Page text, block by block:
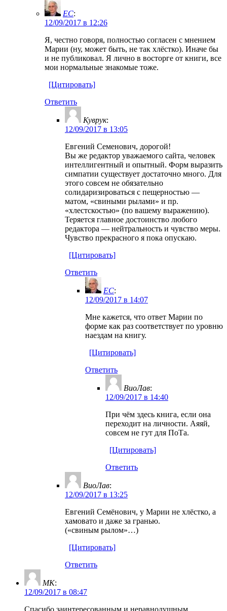
EC:
12/09/2017 в 12:26
Я, честно говоря, полностью согласен с мнением
Марии (ну, может быть, не так хлёстко). Иначе бы
и не публиковал. Я лично в восторге от книги, все
мои нормальные знакомые тоже.
[Цитировать]
Ответить
Куврук:
12/09/2017 в 13:05
Евгений Семенович, дорогой!
Вы же редактор уважаемого сайта, человек
интеллигентный и опытный. Форм выразить
симпатии существует достаточно много. Для
этого совсем не обязательно
солидаризироваться с пещерностью —
матом, «свиными рылами» и пр.
«хлестскостью» (по вашему выражению).
Теряется главное достоинство любого
редактора — нейтральность и чувство меры.
Чувство прекрасного я пока опускаю.
[Цитировать]
Ответить
EC:
12/09/2017 в 14:07
Мне кажется, что ответ Марии по
форме как раз соответствует по уровню
наездам на книгу.
[Цитировать]
Ответить
ВиоЛав:
12/09/2017 в 14:40
При чём здесь книга, если она
переходит на личности. Аяяй,
совсем не гут для ПоТа.
[Цитировать]
Ответить
ВиоЛав:
12/09/2017 в 13:25
Евгений Семёнович, у Марии не хлёстко, а
хамовато и даже за гранью.
(«свиным рылом»…)
[Цитировать]
Ответить
MK:
12/09/2017 в 08:47
Спасибо заинтересованным и неравнодушным